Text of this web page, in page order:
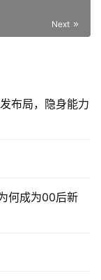
Next
布局，隐身能力
何成为00后新